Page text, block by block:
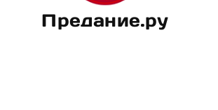
Предание.ру